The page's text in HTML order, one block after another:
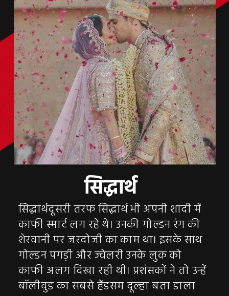
सिद्धार्थदूसरी तरफ सिद्धार्थ भी अपनी शादी में
काफी स्मार्ट लग रहे थे। उनकी गोल्डन रंग की
शेरवानी पर जरदोजी का काम था। इसके साथ
गोल्डन पगड़ी और ज्वेलरी उनके लुक को
काफी अलग दिखा रही थी। प्रशंसकों ने तो उन्हें
बॉलीवुड का सबसे हैंडसम दूल्हा बता डाला
सिद्धार्थ